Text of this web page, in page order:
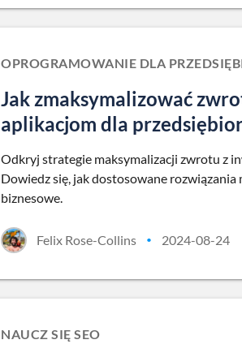
OPROGRAMOWANIE DLA
Jak zmaksymalizować
aplikacjom dla
Odkryj strategie maksymalizacji zwrotu z
Dowiedz się, jak dostosowane
biznesowe.
Felix Rose-Collins • 2024-08-24
NAUCZ SIĘ SEO